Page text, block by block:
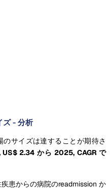
ズ - 分析
サイズは達することが期待さ
2.34 から 2025, CAGR で
患からの病院のreadmission か